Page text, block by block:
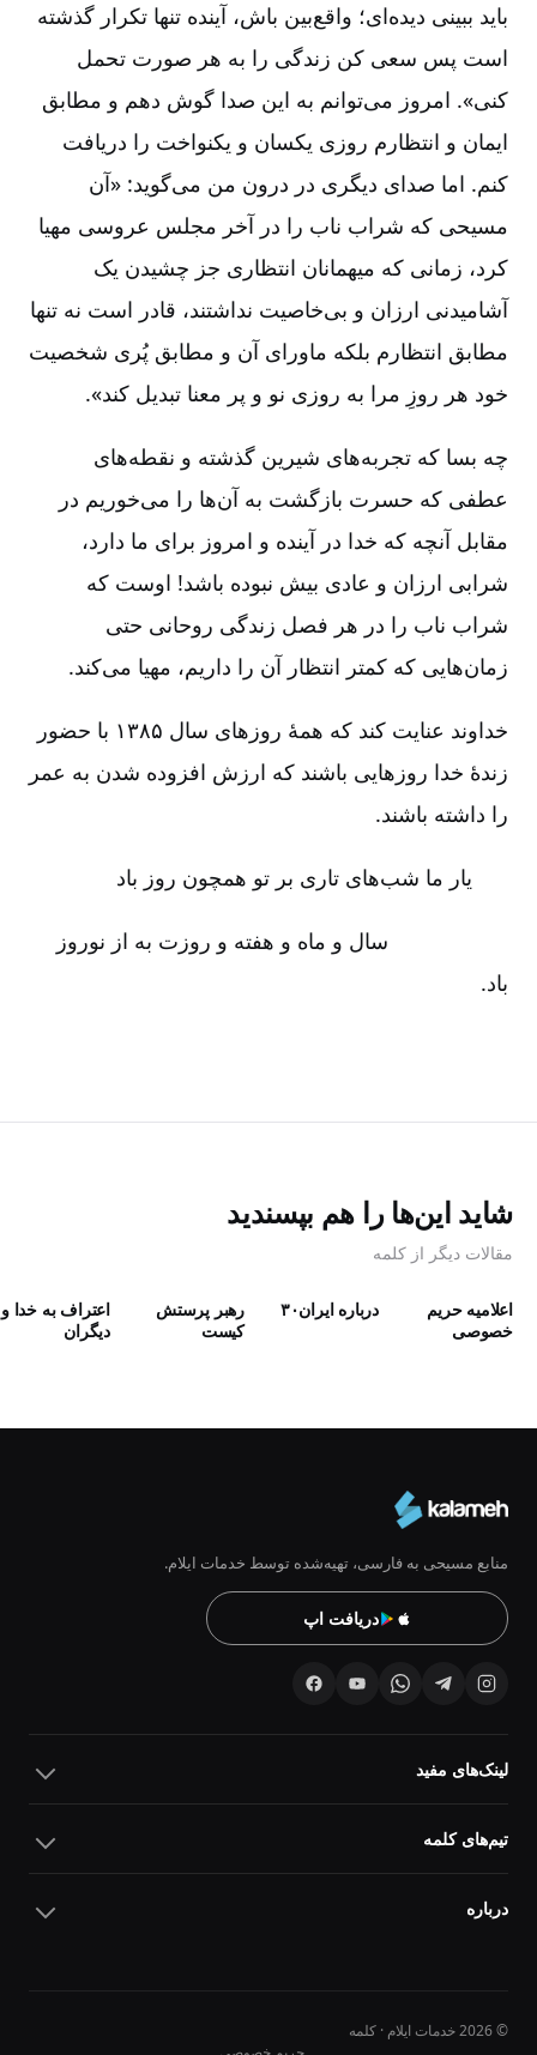
باید ببینی دیده‌ای؛ واقع‌بین باش، آینده تنها تکرار گذشته
است پس سعی کن زندگی را به هر صورت تحمل
کنی». امروز می‌توانم به این صدا گوش دهم و مطابق
ایمان و انتظارم روزی یکسان و یکنواخت را دریافت
کنم. اما صدای دیگری در درون من می‌گوید: «آن
مسیحی که شراب ناب را در آخر مجلس عروسی مهیا
کرد، زمانی که میهمانان انتظاری جز چشیدن یک
آشامیدنی ارزان و بی‌خاصیت نداشتند، قادر است نه تنها
مطابق انتظارم بلکه ماورای آن و مطابق پُری شخصیت
خود هر روزِ مرا به روزی نو و پر معنا تبدیل کند».
چه بسا که تجربه‌های شیرین گذشته و نقطه‌های
عطفی که حسرت بازگشت به آن‌ها را می‌خوریم در
مقابل آنچه که خدا در آینده و امروز برای ما دارد،
شرابی ارزان و عادی بیش نبوده باشد! اوست که
شراب ناب را در هر فصل زندگی روحانی حتی
زمان‌هایی که کمتر انتظار آن را داریم، مهیا می‌کند.
خداوند عنایت کند که همۀ روز‌های سال ۱۳۸۵ با حضور
زندۀ خدا روز‌هایی باشند که ارزش افزوده شدن به عمر
را داشته باشند.
یار ما شب‌های تاری بر تو همچون روز باد
سال و ماه و هفته و روزت به از نوروز
باد.
شاید این‌ها را هم بپسندید
مقالات دیگر از کلمه
اعلامیه حریم
خصوصی
درباره ایران۳۰
رهبر پرستش
كيست
اعتراف به خدا و
دیگران
منابع مسیحی به فارسی، تهیه‌شده توسط خدمات ایلام.
دریافت اپ
لینک‌های مفید
تیم‌های کلمه
درباره
© 2026 خدمات ایلام · کلمه